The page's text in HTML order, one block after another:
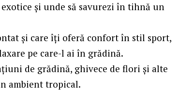
și unde să savurezi în tihnă un
și care îți oferă confort în stil sport,
pe care-l ai în grădină.
de grădină, ghivece de flori și alte
ambient tropical.